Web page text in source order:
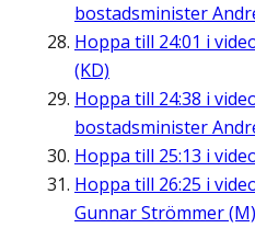
bostadsminister
Hoppa till 24:01 i
(KD)
Hoppa till 24:38 i
bostadsminister
Hoppa till 25:13 i
Hoppa till 26:25 i
Gunnar Strömmer (M)